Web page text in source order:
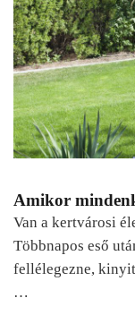
Amikor
Van a kertvárosi
Többnapos eső
fellélegezne,
…